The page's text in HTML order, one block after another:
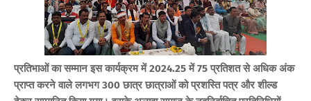
प्रतिभाओं का सम्मान इस कार्यक्रम में 2024.25 में 75 प्रतिशत से अधिक अंक
प्राप्त करने वाले लगभग 300 छात्र छात्राओं को प्रशस्ति पत्र और शील्ड